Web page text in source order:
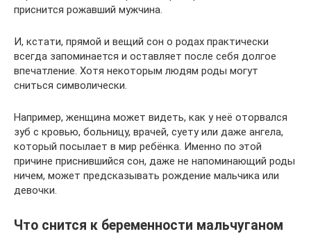
приснится рожавший мужчина.
И, кстати, прямой и вещий сон о родах практически
всегда запоминается и оставляет после себя долгое
впечатление. Хотя некоторым людям роды могут
сниться символически.
Например, женщина может видеть, как у неё оторвался
зуб с кровью, больницу, врачей, суету или даже ангела,
который посылает в мир ребёнка. Именно по этой
причине приснившийся сон, даже не напоминающий роды
ничем, может предсказывать рождение мальчика или
девочки.
Что снится к беременности мальчуганом